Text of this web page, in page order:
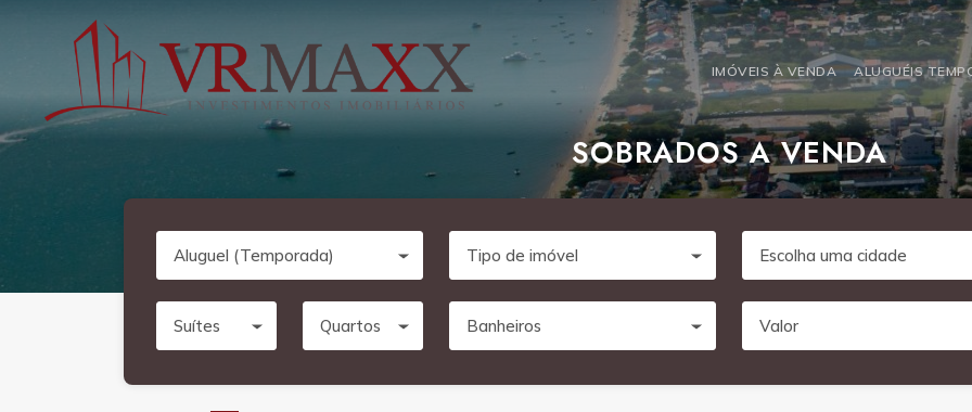
IMÓVEIS À VENDA ALUGUÉIS
SOBRADOS A VENDA
Aluguel (Temporada) Tipo de imóvel Escolha uma cidade
Suítes Quartos Banheiros Valor